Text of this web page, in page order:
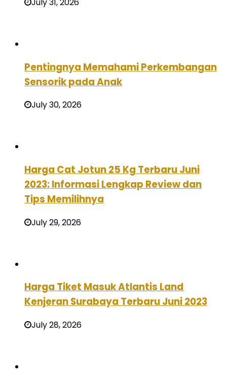
Pentingnya Memahami Perkembangan
Sensorik pada Anak
July 30, 2026
Harga Cat Jotun 25 Kg Terbaru Juni
2023: Informasi Lengkap Review dan
Tips Memilihnya
July 29, 2026
Harga Tiket Masuk Atlantis Land
Kenjeran Surabaya Terbaru Juni 2023
July 28, 2026